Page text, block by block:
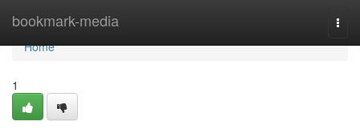
bookmark-media
Home
Home
1